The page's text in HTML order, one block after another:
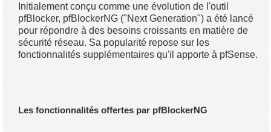
Initialement conçu comme une évolution de l'outil
pfBlocker, pfBlockerNG ("Next Generation") a été lancé
pour répondre à des besoins croissants en matière de
sécurité réseau. Sa popularité repose sur les
fonctionnalités supplémentaires qu'il apporte à pfSense.
Les fonctionnalités offertes par pfBlockerNG